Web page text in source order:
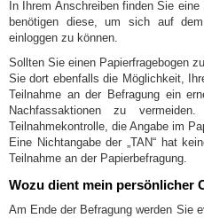
In Ihrem Anschreiben finden Sie
benötigen diese, um sich auf
einloggen zu können.
Sollten Sie einen Papierfragebogen
Sie dort ebenfalls die Möglichkeit,
Teilnahme an der Befragung ein
Nachfassaktionen zu
Teilnahmekontrolle, die Angabe im
Eine Nichtangabe der „TAN“ hat
Teilnahme an der Papierbefragung.
Wozu dient mein persönlicher
Am Ende der Befragung werden Sie